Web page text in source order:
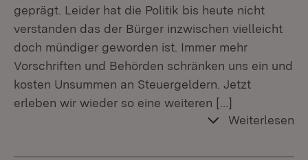
geprägt. Leider hat die Politik bis heute nicht
verstanden das der Bürger inzwischen vielleicht
doch mündiger geworden ist. Immer mehr
Vorschriften und Behörden schränken uns ein und
kosten Unsummen an Steuergeldern. Jetzt
erleben wir wieder so eine weiteren […]
Weiterlesen